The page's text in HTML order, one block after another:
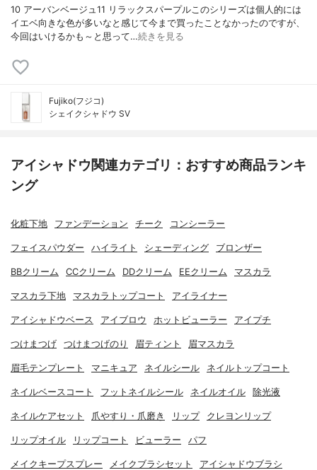
10 アーバンベージュ11 リラックスパープルこのシリーズは個人的には
イエベ向きな色が多いなと感じて今まで買ったことなかったのですが、
今回はいけるかも～と思って…続きを見る
Fujiko(フジコ)
シェイクシャドウ SV
アイシャドウ関連カテゴリ：おすすめ商品ランキ
ング
化粧下地 ファンデーション チーク コンシーラー
フェイスパウダー ハイライト シェーディング ブロンザー
BBクリーム CCクリーム DDクリーム EEクリーム マスカラ
マスカラ下地 マスカラトップコート アイライナー
アイシャドウベース アイブロウ ホットビューラー アイプチ
つけまつげ つけまつげのり 眉ティント 眉マスカラ
眉毛テンプレート マニキュア ネイルシール ネイルトップコート
ネイルベースコート フットネイルシール ネイルオイル 除光液
ネイルケアセット 爪やすり・爪磨き リップ クレヨンリップ
リップオイル リップコート ビューラー パフ
メイクキープスプレー メイクブラシセット アイシャドウブラシ